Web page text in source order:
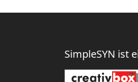
SimpleSYN ist